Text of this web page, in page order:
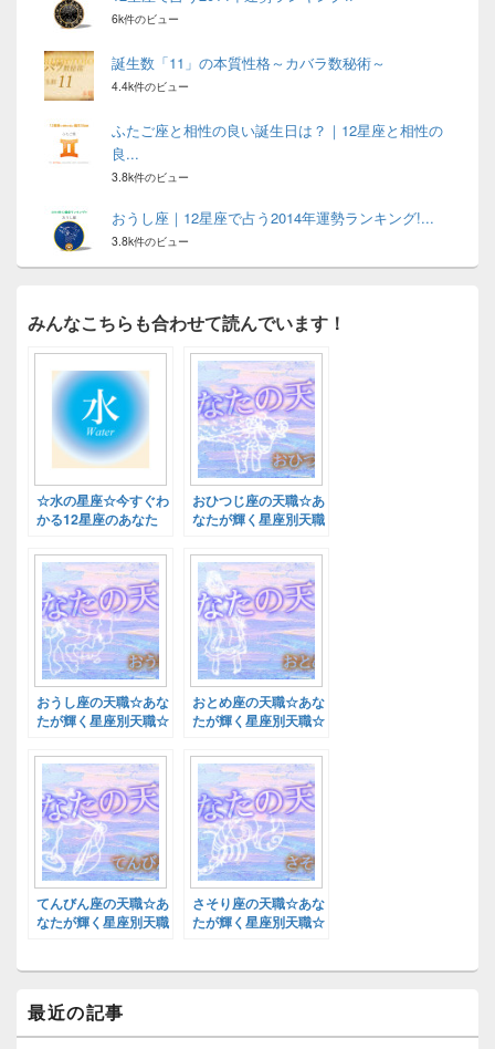
6k件のビュー
誕生数「11」の本質性格～カバラ数秘術～
4.4k件のビュー
ふたご座と相性の良い誕生日は？｜12星座と相性の
良...
3.8k件のビュー
おうし座｜12星座で占う2014年運勢ランキング!...
3.8k件のビュー
みんなこちらも合わせて読んでいます！
☆水の星座☆今すぐわ
かる12星座のあなた
おひつじ座の天職☆あ
なたが輝く星座別天職
おうし座の天職☆あな
たが輝く星座別天職☆
おとめ座の天職☆あな
たが輝く星座別天職☆
てんびん座の天職☆あ
なたが輝く星座別天職
さそり座の天職☆あな
たが輝く星座別天職☆
最近の記事